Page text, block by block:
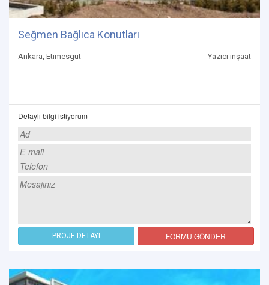
Seğmen Bağlıca Konutları
Ankara, Etimesgut Yazıcı inşaat
Detaylı bilgi istiyorum
PROJE DETAYI FORMU GÖNDER